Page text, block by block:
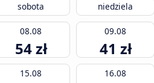
sobota niedziela
08.08
54 zł
09.08
41 zł
15.08 16.08